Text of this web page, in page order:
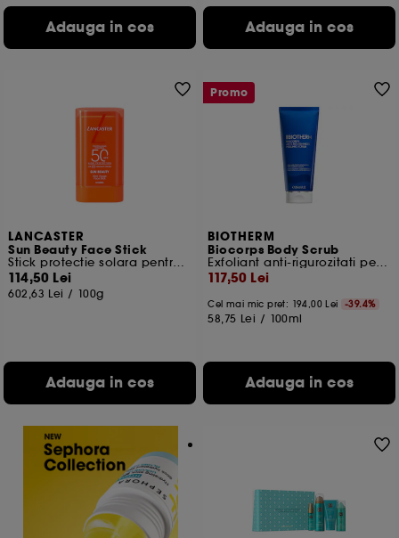
Adauga in cos Adauga in cos
LANCASTER
Sun Beauty Face Stick
Stick protectie solara pentru ten
114,50 Lei
602,63 Lei / 100g
Adauga in cos
BIOTHERM
Biocorps Body Scrub
Exfoliant anti-rigurozitati pentru corp
117,50 Lei
Cel mai mic pret: 194,00 Lei -39.4%
58,75 Lei / 100ml
Adauga in cos
Promo